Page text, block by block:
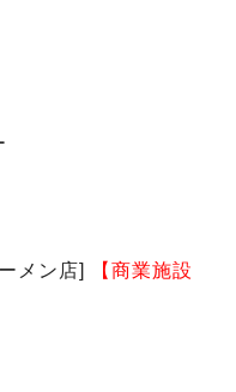
メン店]
【商業施設